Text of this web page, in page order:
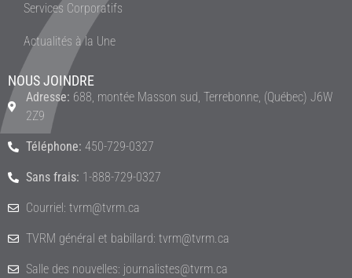
Services Corporatifs
Actualités à la Une
NOUS JOINDRE
Adresse: 688, montée Masson sud, Terrebonne, (Québec) J6W
2Z9
Téléphone: 450-729-0327
Sans frais: 1-888-729-0327
Courriel: tvrm@tvrm.ca
TVRM général et babillard: tvrm@tvrm.ca
Salle des nouvelles: journalistes@tvrm.ca